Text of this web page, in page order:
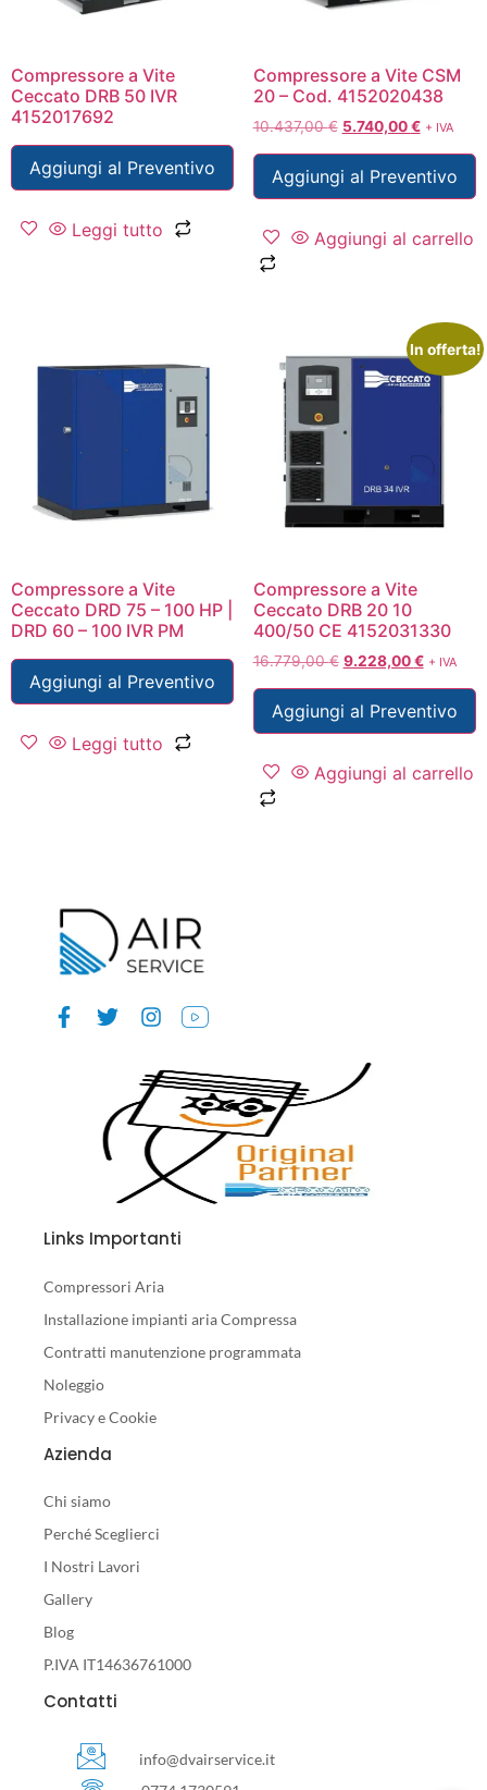
Compressore a Vite
Ceccato DRB 50 IVR
4152017692
Aggiungi al Preventivo
Leggi tutto
Compressore a Vite CSM
20 – Cod. 4152020438
10.437,00€ 5.740,00€ + IVA
Aggiungi al Preventivo
Aggiungi al carrello
Compressore a Vite
Ceccato DRD 75 – 100 HP |
DRD 60 – 100 IVR PM
Aggiungi al Preventivo
Leggi tutto
In offerta!
Compressore a Vite
Ceccato DRB 20 10
400/50 CE 4152031330
16.779,00€ 9.228,00€ + IVA
Aggiungi al Preventivo
Aggiungi al carrello
Links Importanti
Compressori Aria
Installazione impianti aria Compressa
Contratti manutenzione programmata
Noleggio
Privacy e Cookie
Azienda
Chi siamo
Perché Sceglierci
I Nostri Lavori
Gallery
Blog
P.IVA IT14636761000
Contatti
info@dvairservice.it